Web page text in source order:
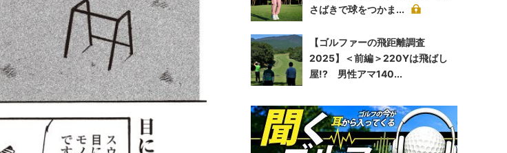
さばきで球をつかま...
【ゴルファーの飛距離調査
2025】＜前編＞220Yは飛ばし
屋!? 男性アマ140...